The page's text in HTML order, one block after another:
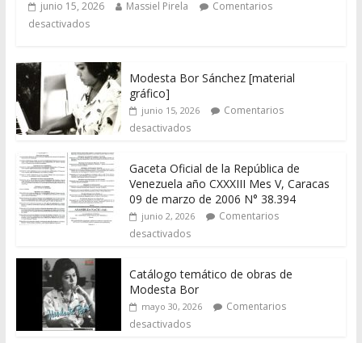
junio 15, 2026 Massiel Pirela
Comentarios
desactivados
Modesta Bor Sánchez [material
gráfico]
junio 15, 2026
Comentarios
desactivados
Gaceta Oficial de la República de
Venezuela año CXXXIII Mes V, Caracas
09 de marzo de 2006 N° 38.394
junio 2, 2026
Comentarios
desactivados
Catálogo temático de obras de
Modesta Bor
mayo 30, 2026
Comentarios
desactivados